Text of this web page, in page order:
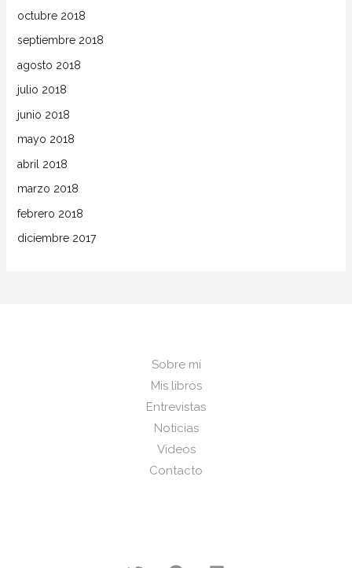
octubre 2018
septiembre 2018
agosto 2018
julio 2018
junio 2018
mayo 2018
abril 2018
marzo 2018
febrero 2018
diciembre 2017
Sobre mí
Mis libros
Entrevistas
Noticias
Videos
Contacto